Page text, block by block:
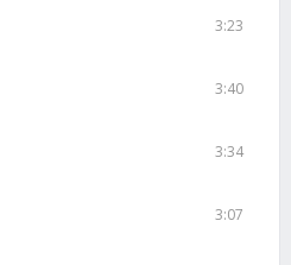
3:23
3:40
3:34
3:07